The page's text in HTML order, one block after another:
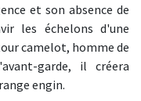
et son absence de
les échelons d'une
camelot, homme de
garde, il créera
engin.